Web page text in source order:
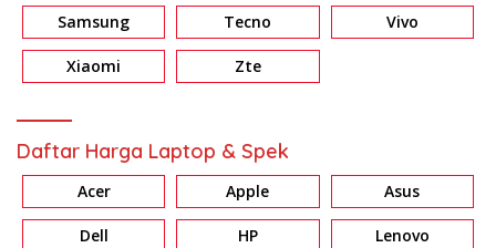
Samsung Tecno Vivo
Xiaomi Zte
Daftar Harga Laptop & Spek
Acer Apple Asus
Dell HP Lenovo